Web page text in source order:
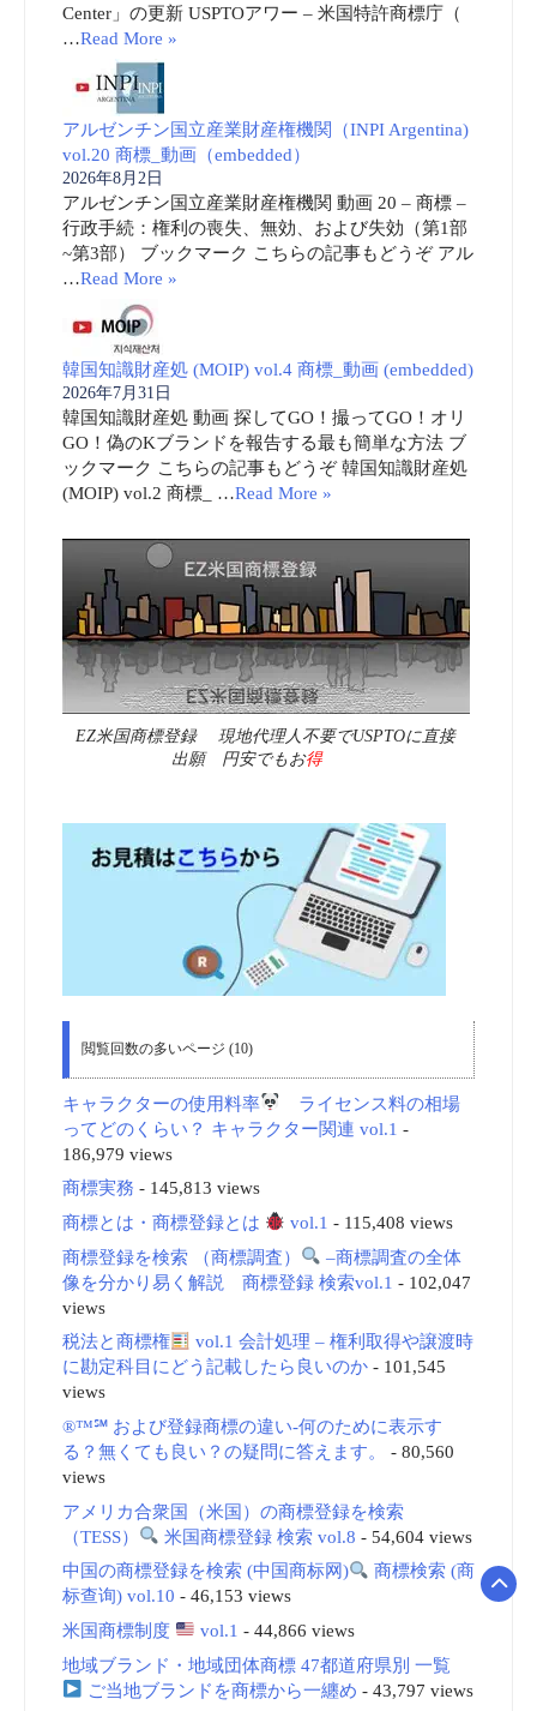
Center」の更新 USPTOアワー – 米国特許商標庁（
…Read More »
アルゼンチン国立産業財産権機関（INPI Argentina)
vol.20 商標_動画（embedded）
2026年8月2日
アルゼンチン国立産業財産権機関 動画 20 – 商標 –
行政手続：権利の喪失、無効、および失効（第1部
~第3部） ブックマーク こちらの記事もどうぞ アル
…Read More »
韓国知識財産処 (MOIP) vol.4 商標_動画 (embedded)
2026年7月31日
韓国知識財産処 動画 探してGO！撮ってGO！オリ
GO！偽のKブランドを報告する最も簡単な方法 ブ
ックマーク こちらの記事もどうぞ 韓国知識財産処
(MOIP) vol.2 商標_ …Read More »
EZ米国商標登録 現地代理人不要でUSPTOに直接
出願 円安でもお得
閲覧回数の多いページ (10)
キャラクターの使用料率
ライセンス料の相場
ってどのくらい？ キャラクター関連 vol.1 -
186,979 views
商標実務 - 145,813 views
商標とは・商標登録とは
vol.1 - 115,408 views
商標登録を検索 （商標調査）
–商標調査の全体
像を分かり易く解説 商標登録 検索vol.1 - 102,047
views
税法と商標権
vol.1 会計処理 – 権利取得や譲渡時
に勘定科目にどう記載したら良いのか- 101,545
views
®™℠ および登録商標の違い-何のために表示す
る？無くても良い？の疑問に答えます。
- 80,560
views
アメリカ合衆国（米国）の商標登録を検索
（TESS）
米国商標登録 検索 vol.8 - 54,604 views
中国の商標登録を検索 (中国商标网)
商標検索 (商
标查询) vol.10 - 46,153 views
米国商標制度
vol.1 - 44,866 views
地域ブランド・地域団体商標 47都道府県別 一覧
ご当地ブランドを商標から一纏め - 43,797 views